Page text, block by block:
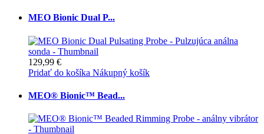
MEO Bionic Dual P...
129,99 €
Pridať do košíka Nákupný košík
MEO® Bionic™ Bead...